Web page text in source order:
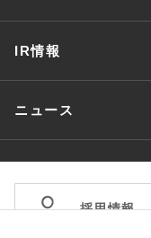
IR情報
ニュース
採用情報